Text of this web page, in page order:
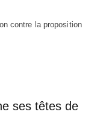
contre la proposition
ses têtes de